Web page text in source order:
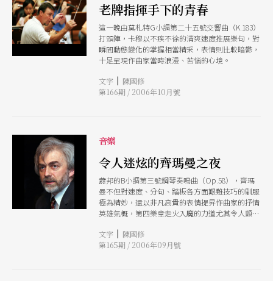
老牌指揮手下的青春
這一晚由莫札特G小調第二十五號交響曲（K.183）
打頭陣，卡穆以不疾不徐的清爽速度推展樂句，對
瞬間動態變化的掌握相當精采，表情則比較暗鬱，
十足呈現作曲家當時浪漫、苦惱的心境。
文字 | 陳國修
第166期 / 2006年10月號
音樂
令人迷炫的齊瑪曼之夜
蕭邦的B小調第三號鋼琴奏鳴曲（Op.58），齊瑪
曼不但對速度、分句、踏板各方面艱難技巧的馴服
極為精妙，還以非凡高貴的表情提昇作曲家的抒情
英雄氣概，第四樂章走火入魔的力道尤其令人顫慄
文字 | 陳國修
第165期 / 2006年09月號